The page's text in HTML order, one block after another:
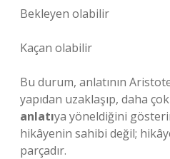
Bekleyen olabilir
Kaçan olabilir
Bu durum, anlatının
yapıdan uzaklaşıp, daha çok
anlatıya yöneldiğini
hikâyenin sahibi değil;
parçadır.